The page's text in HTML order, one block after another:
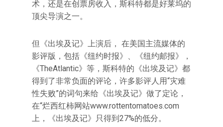
术，还是在创票房收入，斯科特都是好莱坞的
顶尖导演之一。
但《出埃及记》上演后， 在美国主流媒体的
影评版，包括《纽约时报》、《纽约邮报》，
《TheAtlantic》等，斯科特的《出埃及记》都
得到了非常负面的评论，许多影评人用“灾难
性失败”的词句来给《出埃及记》做了定论，
在“烂西红柿网站www.rottentomatoes.com
上，《出埃及记》只得到27%的低分。